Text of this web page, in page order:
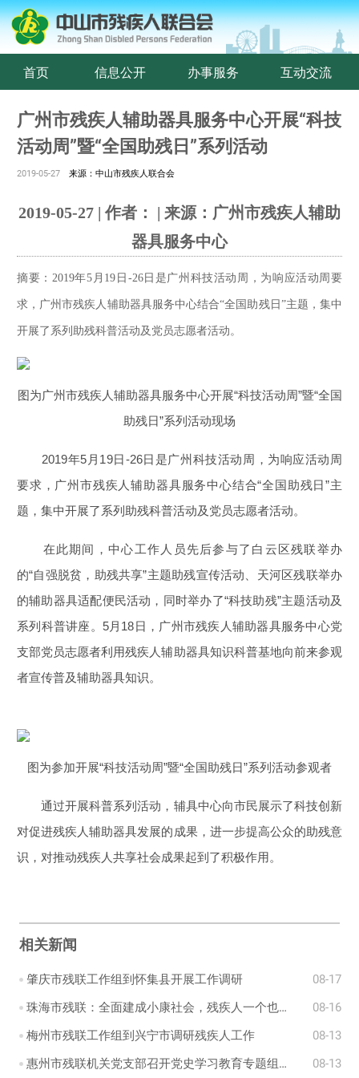
首页 信息公开 办事服务 互动交流
广州市残疾人辅助器具服务中心开展“科技
活动周”暨“全国助残日”系列活动
2019-05-27 来源：中山市残疾人联合会
2019-05-27 | 作者： | 来源：广州市残疾人辅助
器具服务中心
摘要：2019年5月19日-26日是广州科技活动周，为响应活动周要
求，广州市残疾人辅助器具服务中心结合“全国助残日”主题，集中
开展了系列助残科普活动及党员志愿者活动。
图为广州市残疾人辅助器具服务中心开展“科技活动周”暨“全国
助残日”系列活动现场
2019年5月19日-26日是广州科技活动周，为响应活动周
要求，广州市残疾人辅助器具服务中心结合“全国助残日”主
题，集中开展了系列助残科普活动及党员志愿者活动。
在此期间，中心工作人员先后参与了白云区残联举办
的“自强脱贫，助残共享”主题助残宣传活动、天河区残联举办
的辅助器具适配便民活动，同时举办了“科技助残”主题活动及
系列科普讲座。5月18日，广州市残疾人辅助器具服务中心党
支部党员志愿者利用残疾人辅助器具知识科普基地向前来参观
者宣传普及辅助器具知识。
图为参加开展“科技活动周”暨“全国助残日”系列活动参观者
通过开展科普系列活动，辅具中心向市民展示了科技创新
对促进残疾人辅助器具发展的成果，进一步提高公众的助残意
识，对推动残疾人共享社会成果起到了积极作用。
相关新闻
肇庆市残联工作组到怀集县开展工作调研
08-17
珠海市残联：全面建成小康社会，残疾人一个也不能少
08-16
梅州市残联工作组到兴宁市调研残疾人工作
08-13
惠州市残联机关党支部召开党史学习教育专题组织生活会
08-13